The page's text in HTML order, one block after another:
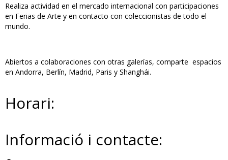
Realiza actividad en el mercado internacional con participaciones
en Ferias de Arte y en contacto con coleccionistas de todo el
mundo.
Abiertos a colaboraciones con otras galerías, comparte espacios
en Andorra, Berlín, Madrid, Paris y Shanghái.
Horari:
Informació i contacte: